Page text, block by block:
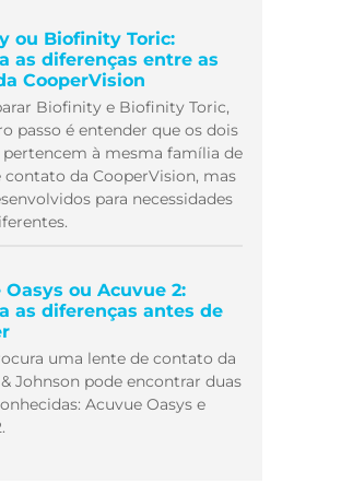
ou Biofinity Toric:
as diferenças entre as
CooperVision
Biofinity e Biofinity Toric,
passo é entender que os dois
à mesma família de
contato da CooperVision, mas
para necessidades
Oasys ou Acuvue 2:
as diferenças antes de
uma lente de contato da
Johnson pode encontrar duas
Acuvue Oasys e